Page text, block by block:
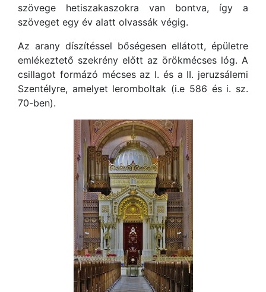
szövege hetiszakaszokra van bontva, így a
szöveget egy év alatt olvassák végig.
Az arany díszítéssel bőségesen ellátott, épületre
emlékeztető szekrény előtt az örökmécses lóg. A
csillagot formázó mécses az I. és a II. jeruzsálemi
Szentélyre, amelyet leromboltak (i.e 586 és i. sz.
70-ben).